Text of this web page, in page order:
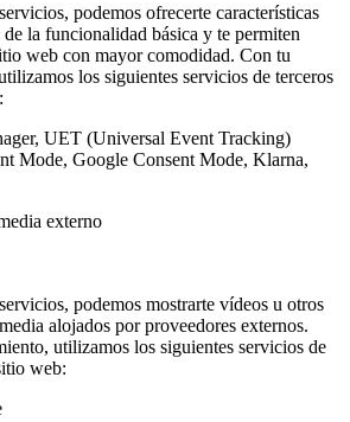
podemos ofrecerte características
la funcionalidad básica y te permiten
web con mayor comodidad. Con tu
los siguientes servicios de terceros
UET (Universal Event Tracking)
Mode, Google Consent Mode, Klarna,
externo
podemos mostrarte vídeos u otros
alojados por proveedores externos.
utilizamos los siguientes servicios de
web: